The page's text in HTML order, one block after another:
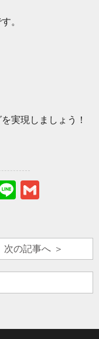
。
実現しましょう！
Line
次の記事へ ＞